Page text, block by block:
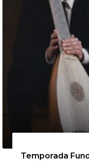
Temporada